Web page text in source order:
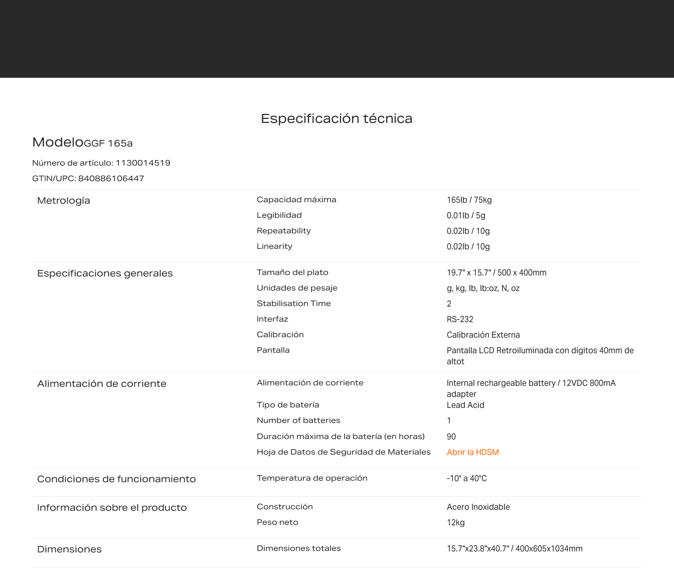
Especificación técnica
ModeloGGF 165a
Número de artículo: 1130014519
GTIN/UPC: 840886106447
Metrología Capacidad máxima 165lb / 75kg
Legibilidad 0.01lb / 5g
Repeatability 0.02lb / 10g
Linearity 0.02lb / 10g
Especificaciones generales Tamaño del plato 19.7" x 15.7" / 500 x 400mm
Unidades de pesaje g, kg, lb, lb:oz, N, oz
Stabilisation Time 2
Interfaz RS-232
Calibración Calibración Externa
Pantalla
Pantalla LCD Retroiluminada con dígitos 40mm de
altot
Alimentación de corriente Alimentación de corriente
Internal rechargeable battery / 12VDC 800mA
adapter
Tipo de batería Lead Acid
Number of batteries 1
Duración máxima de la batería (en horas) 90
Hoja de Datos de Seguridad de Materiales Abrir la HDSM
Condiciones de funcionamiento Temperatura de operación -10° a 40°C
Información sobre el producto Construcción Acero Inoxidable
Peso neto 12kg
Dimensiones Dimensiones totales 15.7"x23.8"x40.7" / 400x605x1034mm